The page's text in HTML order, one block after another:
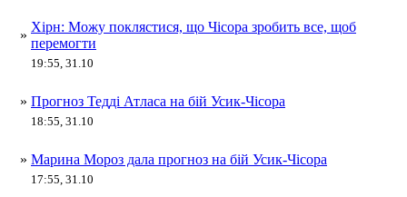
»
Хірн: Можу поклястися, що Чісора зробить все, щоб
перемогти
19:55, 31.10
» Прогноз Тедді Атласа на бій Усик-Чісора
18:55, 31.10
» Марина Мороз дала прогноз на бій Усик-Чісора
17:55, 31.10